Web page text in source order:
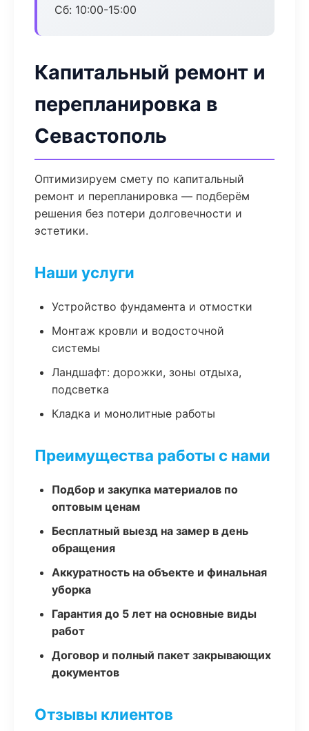
Сб: 10:00-15:00
Капитальный ремонт и
перепланировка в
Севастополь
Оптимизируем смету по капитальный
ремонт и перепланировка — подберём
решения без потери долговечности и
эстетики.
Наши услуги
Устройство фундамента и отмостки
Монтаж кровли и водосточной
системы
Ландшафт: дорожки, зоны отдыха,
подсветка
Кладка и монолитные работы
Преимущества работы с нами
Подбор и закупка материалов по
оптовым ценам
Бесплатный выезд на замер в день
обращения
Аккуратность на объекте и финальная
уборка
Гарантия до 5 лет на основные виды
работ
Договор и полный пакет закрывающих
документов
Отзывы клиентов